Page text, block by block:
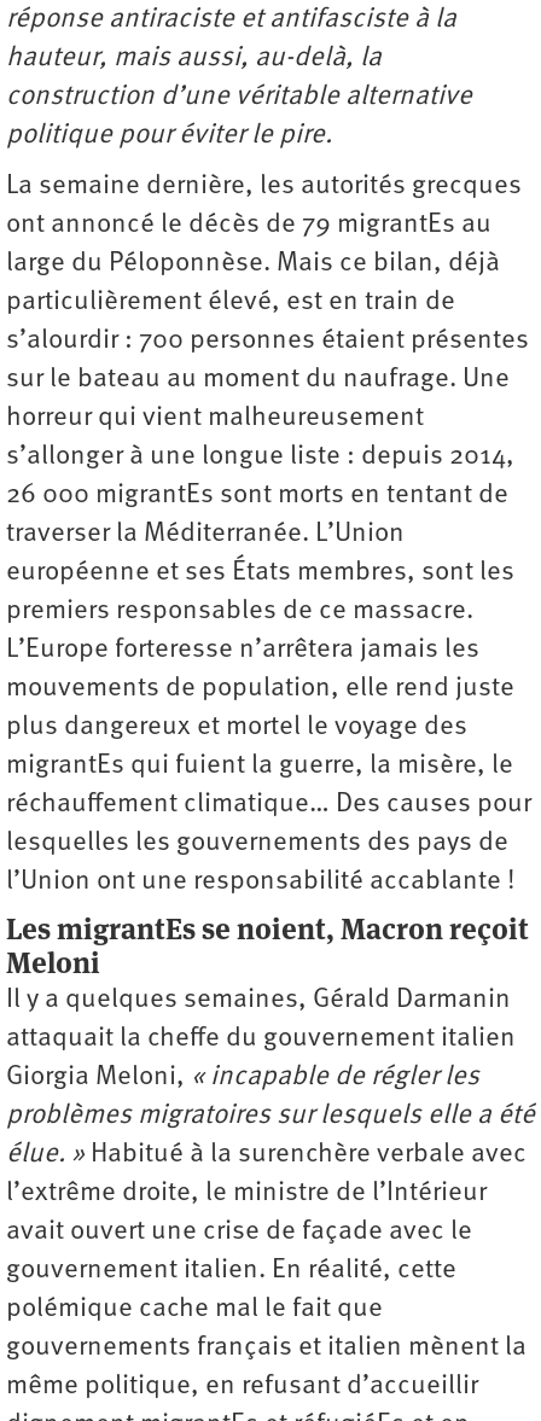
réponse antiraciste et antifasciste à la
hauteur, mais aussi, au-delà, la
construction d’une véritable alternative
politique pour éviter le pire.
La semaine dernière, les autorités grecques
ont annoncé le décès de 79 migrantEs au
large du Péloponnèse. Mais ce bilan, déjà
particulièrement élevé, est en train de
s’alourdir : 700 personnes étaient présentes
sur le bateau au moment du naufrage. Une
horreur qui vient malheureusement
s’allonger à une longue liste : depuis 2014,
26 000 migrantEs sont morts en tentant de
traverser la Méditerranée. L’Union
européenne et ses États membres, sont les
premiers responsables de ce massacre.
L’Europe forteresse n’arrêtera jamais les
mouvements de population, elle rend juste
plus dangereux et mortel le voyage des
migrantEs qui fuient la guerre, la misère, le
réchauffement climatique… Des causes pour
lesquelles les gouvernements des pays de
l’Union ont une responsabilité accablante !
Les migrantEs se noient, Macron reçoit
Meloni
Il y a quelques semaines, Gérald Darmanin
attaquait la cheffe du gouvernement italien
Giorgia Meloni, « incapable de régler les
problèmes migratoires sur lesquels elle a été
élue. » Habitué à la surenchère verbale avec
l’extrême droite, le ministre de l’Intérieur
avait ouvert une crise de façade avec le
gouvernement italien. En réalité, cette
polémique cache mal le fait que
gouvernements français et italien mènent la
même politique, en refusant d’accueillir